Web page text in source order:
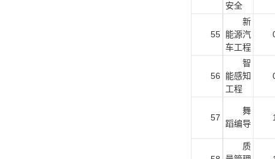
安全
55
新
能源汽
车工程
56
智
能感知
工程
57
舞
蹈编导
质